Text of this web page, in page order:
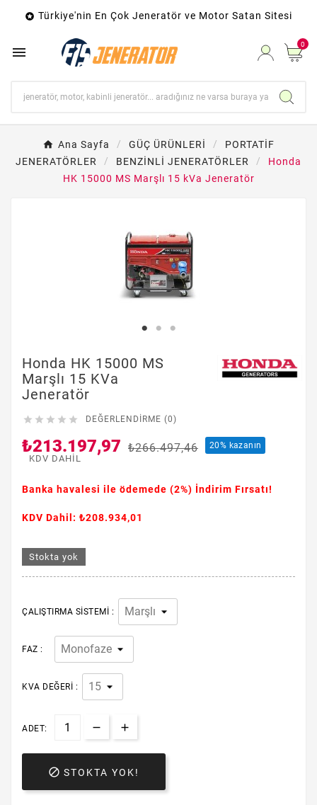
 Türkiye'nin En Çok Jeneratör ve Motor Satan Sitesi
 0
Ana Sayfa GÜÇ ÜRÜNLERİ
PORTATİF
JENERATÖRLER
BENZİNLİ JENERATÖRLER
Honda
HK 15000 MS Marşlı 15 kVa Jeneratör
Honda HK 15000 MS
Marşlı 15 KVa
Jeneratör
     DEĞERLENDIRME (0)
₺213.197,97 ₺266.497,46 20% kazanın
KDV DAHIL
Banka havalesi ile ödemede (2%) İndirim Fırsatı!
KDV Dahil: ₺208.934,01
Stokta yok
ÇALIŞTIRMA SISTEMI :
FAZ :
KVA DEĞERI :
ADET:
 STOKTA YOK!